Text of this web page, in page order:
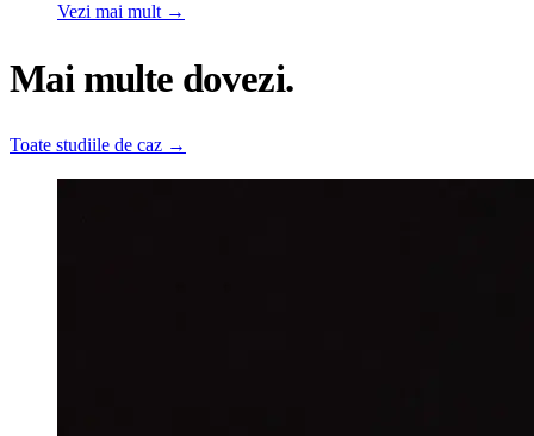
Vezi mai mult →
Mai multe dovezi.
Toate studiile de caz →